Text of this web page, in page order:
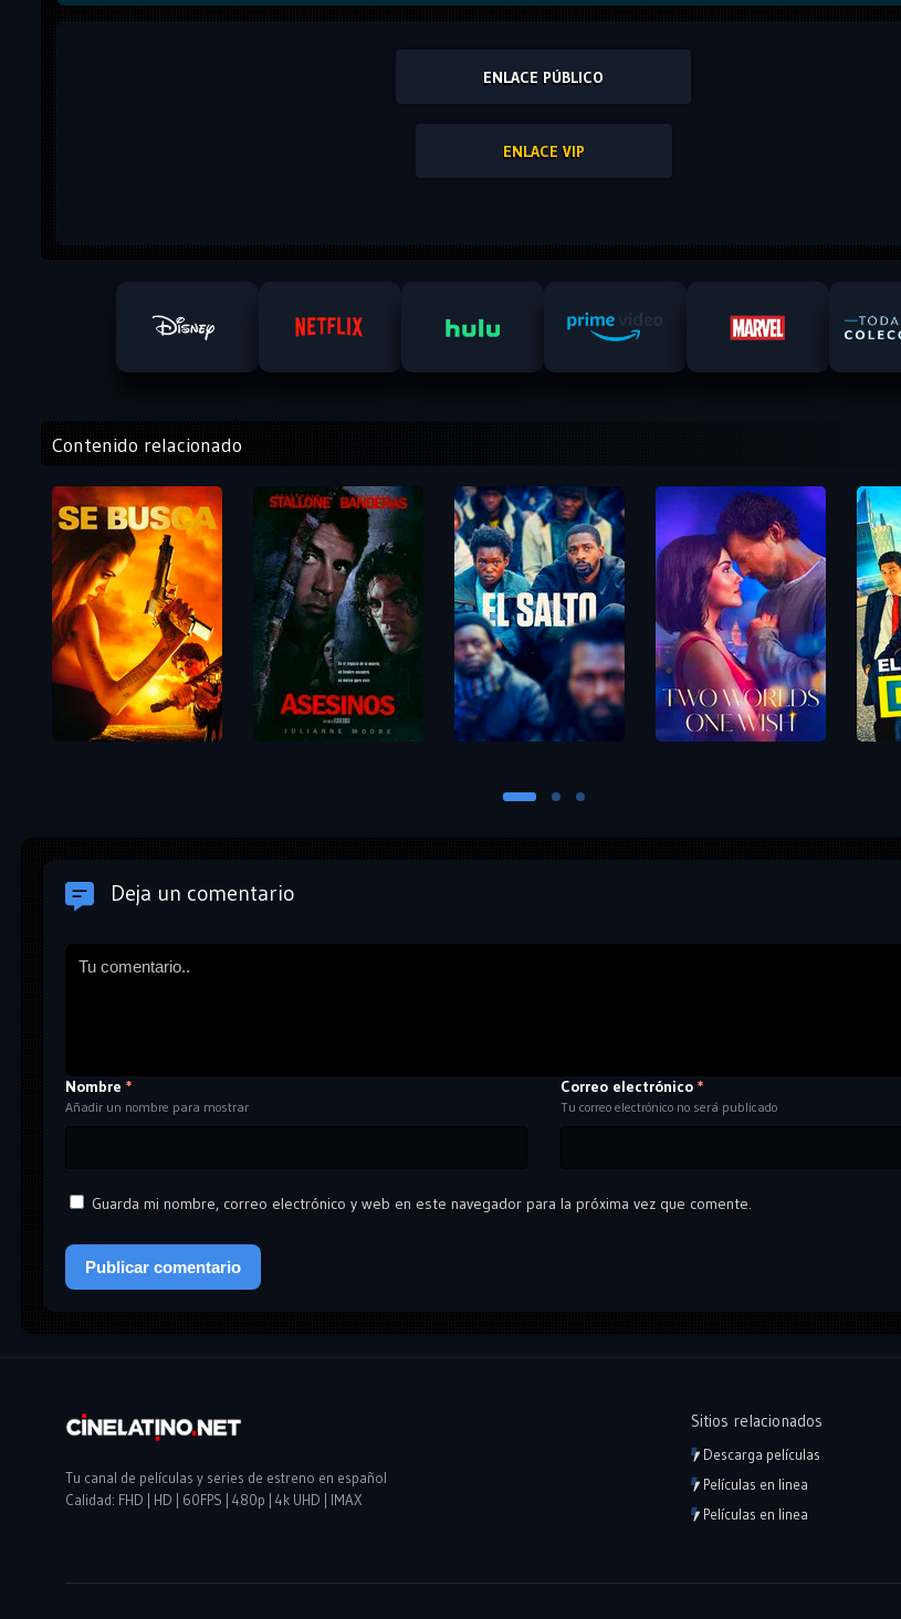
ENLACE PÚBLICO
ENLACE VIP
Contenido relacionado
Deja un comentario
Nombre *
Añadir un nombre para mostrar
Correo electrónico *
Tu correo electrónico no será publicado
Guarda mi nombre, correo electrónico y web en este navegador para la próxima vez que comente.
Sitios relacionados
Descarga películas
Películas en linea
Películas en linea
Tu canal de películas y series de estreno en español
Calidad: FHD | HD | 60FPS | 480p | 4k UHD | IMAX